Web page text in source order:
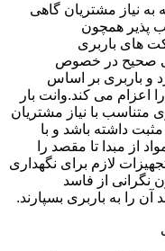
به نیاز مشتریان گاهی
پذیر همچون
های باربری
صحیح در خصوص
و باربری بر اساس
اعزام می کند.وانت بار
متناسب با نیاز مشتریان
داشته باشد و با
از مبدا تا مقصد را
لازم برای نگهداری
نگرانی از فاسد
را به باربری بسپارند.